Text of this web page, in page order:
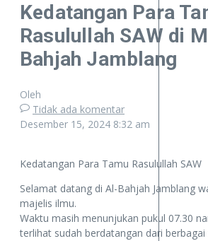
Kedatangan Para
Rasulullah SAW di
Bahjah Jamblang
Oleh
Tidak ada komentar
Desember 15, 2024 8:32 am
Kedatangan Para Tamu Rasulullah SAW
Selamat datang di Al-Bahjah Jamblang
majelis ilmu.
Waktu masih menunjukan pukul 07.30
terlihat sudah berdatangan dari berbagai